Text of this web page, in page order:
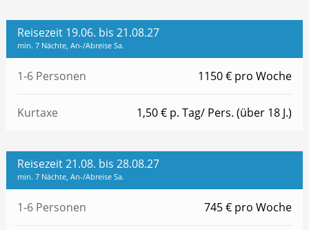
Reisezeit 19.06. bis 21.08.27
min. 7 Nächte, An-/Abreise Sa.
1-6 Personen 1150 € pro Woche
Kurtaxe 1,50 € p. Tag/ Pers. (über 18 J.)
Reisezeit 21.08. bis 28.08.27
min. 7 Nächte, An-/Abreise Sa.
1-6 Personen 745 € pro Woche